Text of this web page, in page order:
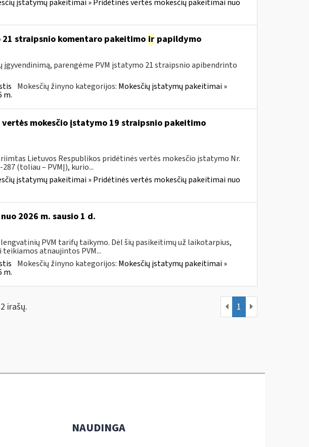
įstatymų pakeitimai » Pridėtinės vertės mokesčių pakeitimai nuo
straipsnio komentaro pakeitimo irpapildymo
įgyvendinimą, parengėme PVM įstatymo 21 straipsnio apibendrinto
Mokesčių žinyno kategorijos: Mokesčių įstatymų pakeitimai »
m.
mokesčio įstatymo 19 straipsnio pakeitimo
Lietuvos Respublikos pridėtinės vertės mokesčio įstatymo Nr.
(toliau – PVMĮ), kurio...
įstatymų pakeitimai » Pridėtinės vertės mokesčių pakeitimai nuo
2026 m. sausio 1 d.
PVM tarifų taikymo. Dėl šių pasikeitimų už laikotarpius,
atnaujintos PVM...
Mokesčių žinyno kategorijos: Mokesčių įstatymų pakeitimai »
m.
irašų. 1
NAUDINGA